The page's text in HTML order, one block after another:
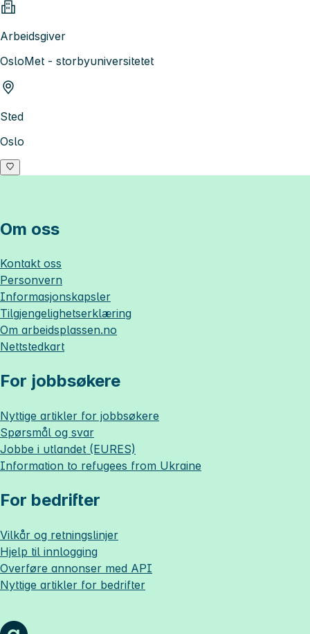
Arbeidsgiver
OsloMet - storbyuniversitetet
Sted
Oslo
Om oss
Kontakt oss
Personvern
Informasjonskapsler
Tilgjengelighetserklæring
Om arbeidsplassen.no
Nettstedkart
For jobbsøkere
Nyttige artikler for jobbsøkere
Spørsmål og svar
Jobbe i utlandet (EURES)
Information to refugees from Ukraine
For bedrifter
Vilkår og retningslinjer
Hjelp til innlogging
Overføre annonser med API
Nyttige artikler for bedrifter